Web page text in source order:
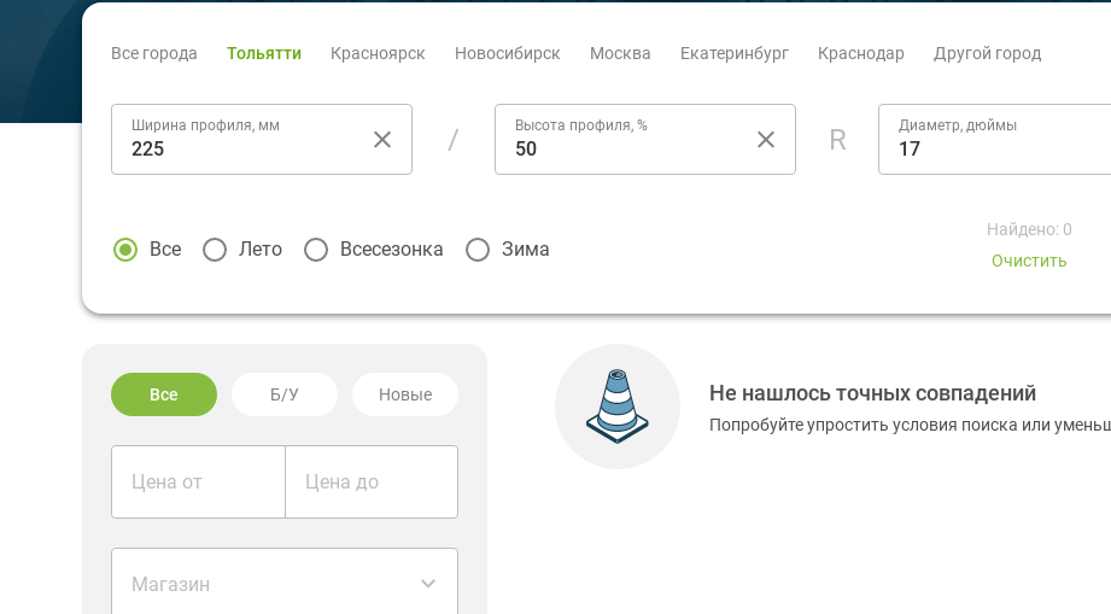
Все города Тольятти Красноярск Новосибирск Москва Екатеринбург Краснодар Другой город
Ширина профиля, мм / Высота профиля, % R Диаметр, дюймы
Все Лето Всесезонка Зима
Найдено: 0
Очистить
Все Б/У Новые
Цена от Цена до
Магазин
Не нашлось точных совпадений
Попробуйте упростить условия поиска или